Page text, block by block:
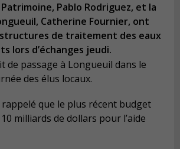
Pablo Rodriguez, et la
Catherine Fournier, ont
de traitement des eaux
lors d’échanges jeudi.
de passage à Longueuil dans le
des élus locaux.
rappelé que le plus récent budget
milliards de dollars pour l’aide